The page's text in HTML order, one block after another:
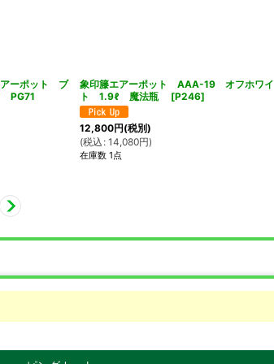
ーポット ブ
PG71
象印籐エアーポット AAA-19 オフホワイ
ト 1.9ℓ 魔法瓶
[P246]
12,800円(税別)
(税込 : 14,080円)
在庫数 1点